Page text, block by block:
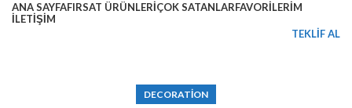
ANA SAYFAFIRSAT ÜRÜNLERİÇOK SATANLARFAVORİLERİM
İLETİŞİM
TEKLİF AL
DECORATION